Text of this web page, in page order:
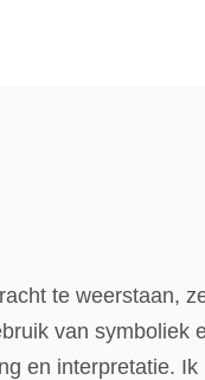
te weerstaan,
van symboliek
en interpretatie.